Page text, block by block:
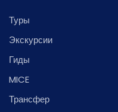
Туры
Экскурсии
Гиды
MICE
Трансфер